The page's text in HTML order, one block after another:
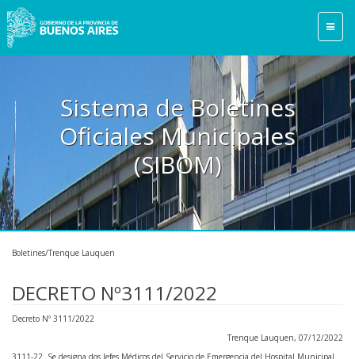
Sistema de Boletines
Oficiales Municipales
(SIBOM)
Boletines/Trenque Lauquen
DECRETO Nº3111/2022
Decreto Nº 3111/2022
Trenque Lauquen, 07/12/2022
3111-22 Se designa dos Jefes Médicos del Servicio de Emergencia del Hospital Municipal